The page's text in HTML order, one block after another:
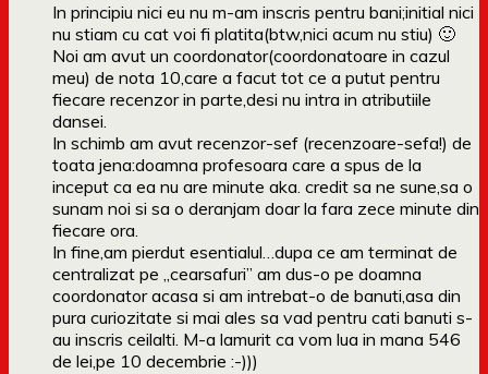
In principiu nici eu nu m-am inscris pentru bani;initial nici
nu stiam cu cat voi fi platita(btw,nici acum nu stiu) 🙂
Noi am avut un coordonator(coordonatoare in cazul
meu) de nota 10,care a facut tot ce a putut pentru
fiecare recenzor in parte,desi nu intra in atributiile
dansei.
In schimb am avut recenzor-sef (recenzoare-sefa!) de
toata jena:doamna profesoara care a spus de la
inceput ca ea nu are minute aka. credit sa ne sune,sa o
sunam noi si sa o deranjam doar la fara zece minute din
fiecare ora.
In fine,am pierdut esentialul…dupa ce am terminat de
centralizat pe „cearsafuri” am dus-o pe doamna
coordonator acasa si am intrebat-o de banuti,asa din
pura curiozitate si mai ales sa vad pentru cati banuti s-
au inscris ceilalti. M-a lamurit ca vom lua in mana 546
de lei,pe 10 decembrie :-)))